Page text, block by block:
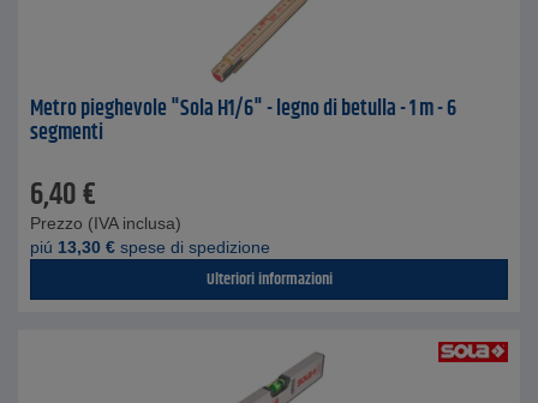
Metro pieghevole "Sola H1/6" - legno di betulla - 1 m - 6
segmenti
6,40€
Prezzo (IVA inclusa)
piú 13,30 € spese di spedizione
Ulteriori informazioni